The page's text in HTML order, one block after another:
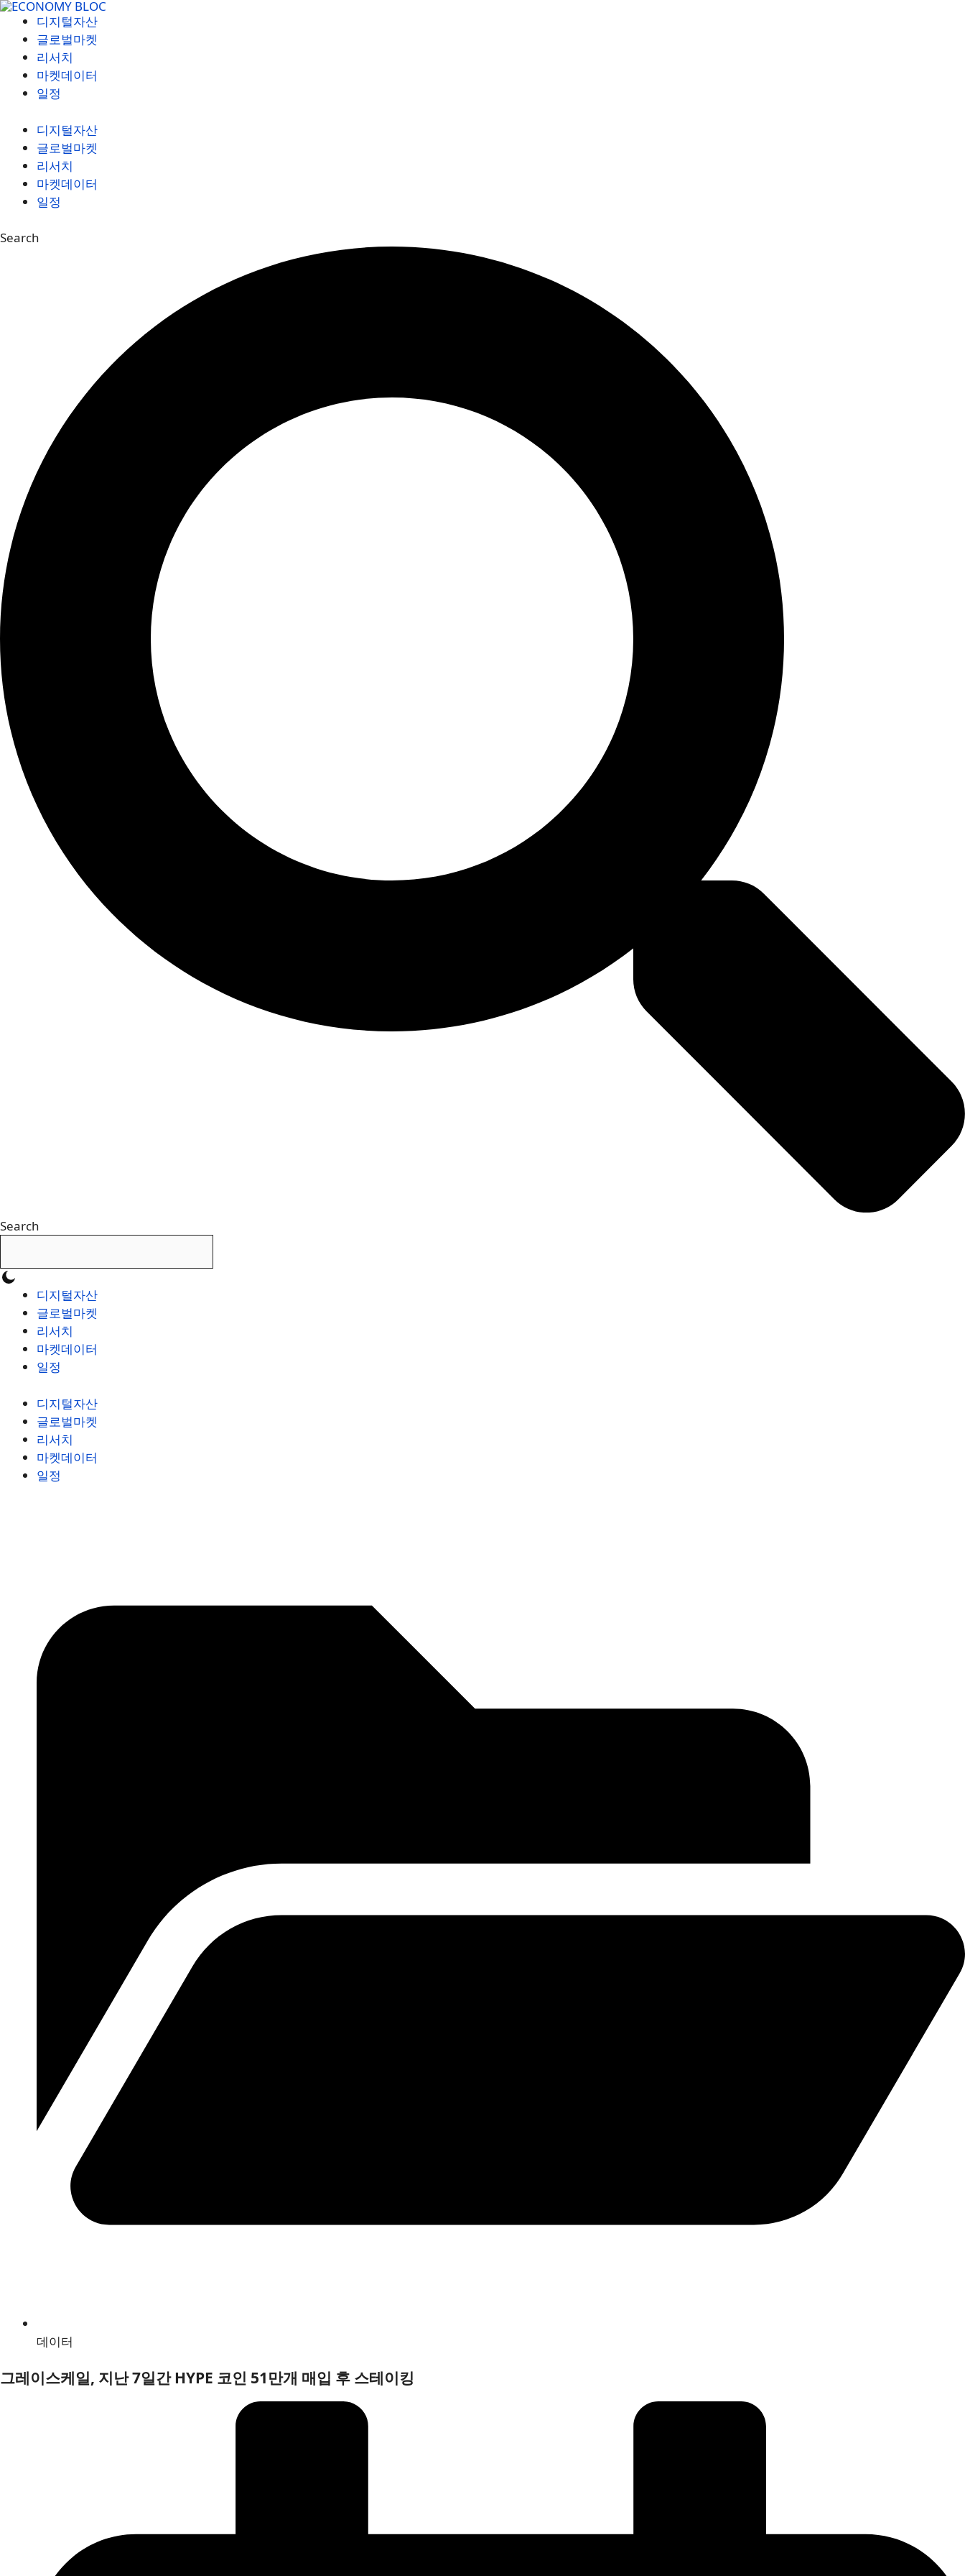
컨
디지털자산
글로벌마켓
리서치
마켓데이터
일정
디지털자산
글로벌마켓
리서치
마켓데이터
일정
Search
Search
디지털자산
글로벌마켓
리서치
마켓데이터
일정
디지털자산
글로벌마켓
리서치
마켓데이터
일정
데이터
그레이스케일, 지난 7일간 HYPE 코인 51만개 매입 후 스테이킹